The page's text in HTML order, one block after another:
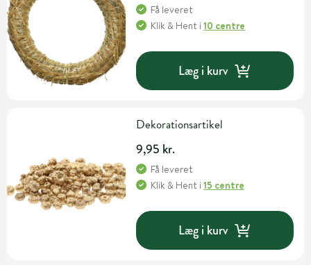
Få leveret
Klik & Hent i10 centre
Læg i kurv
Dekorationsartikel
9,95 kr.
Få leveret
Klik & Hent i15 centre
Læg i kurv